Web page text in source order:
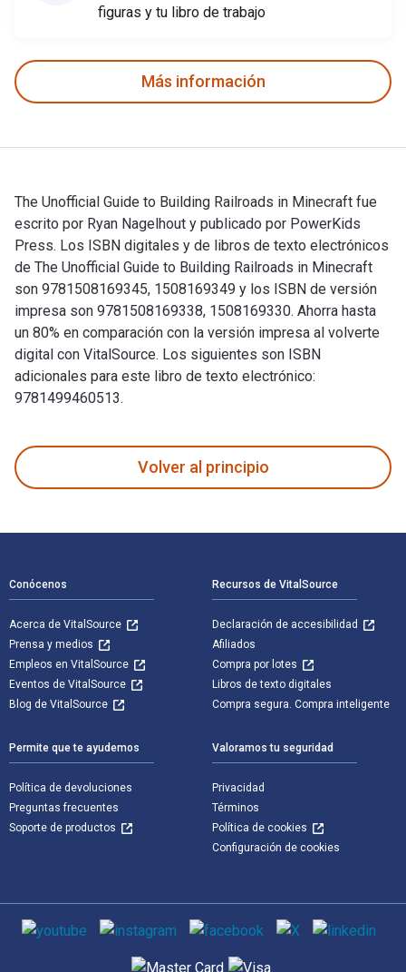
figuras y tu libro de trabajo
Más información
The Unofficial Guide to Building Railroads in Minecraft fue
escrito por Ryan Nagelhout y publicado por PowerKids
Press. Los ISBN digitales y de libros de texto electrónicos
de The Unofficial Guide to Building Railroads in Minecraft
son 9781508169345, 1508169349 y los ISBN de versión
impresa son 9781508169338, 1508169330. Ahorra hasta
un 80% en comparación con la versión impresa al volverte
digital con VitalSource. Los siguientes son ISBN
adicionales para este libro de texto electrónico:
9781499460513.
Volver al principio
Conócenos
Acerca de VitalSource
Prensa y medios
Empleos en VitalSource
Eventos de VitalSource
Blog de VitalSource
Recursos de VitalSource
Declaración de accesibilidad
Afiliados
Compra por lotes
Libros de texto digitales
Compra segura. Compra inteligente
Permite que te ayudemos
Política de devoluciones
Preguntas frecuentes
Soporte de productos
Valoramos tu seguridad
Privacidad
Términos
Política de cookies
Configuración de cookies
Medios de comunicación social
Métodos de pago admitidos